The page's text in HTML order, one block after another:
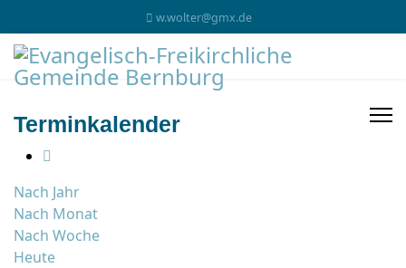
w.wolter@gmx.de
Terminkalender
Nach Jahr
Nach Monat
Nach Woche
Heute